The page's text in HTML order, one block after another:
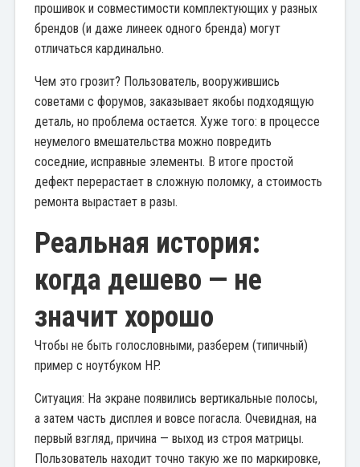
прошивок и совместимости комплектующих у разных
брендов (и даже линеек одного бренда) могут
отличаться кардинально.
Чем это грозит? Пользователь, вооружившись
советами с форумов, заказывает якобы подходящую
деталь, но проблема остается. Хуже того: в процессе
неумелого вмешательства можно повредить
соседние, исправные элементы. В итоге простой
дефект перерастает в сложную поломку, а стоимость
ремонта вырастает в разы.
Реальная история:
когда дешево — не
значит хорошо
Чтобы не быть голословными, разберем (типичный)
пример с ноутбуком HP.
Ситуация: На экране появились вертикальные полосы,
а затем часть дисплея и вовсе погасла. Очевидная, на
первый взгляд, причина — выход из строя матрицы.
Пользователь находит точно такую же по маркировке,